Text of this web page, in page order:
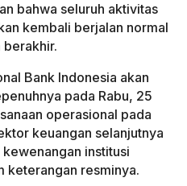
bahwa seluruh aktivitas
kembali berjalan normal
berakhir.
Bank Indonesia akan
pada Rabu, 25
operasional pada
keuangan selanjutnya
institusi
keterangan resminya.